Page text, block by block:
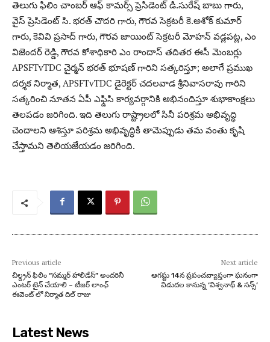
తెలుగు ఫిలిం చాంబర్ ఆఫ్ కామర్స్ ప్రెసిడెంట్ డి.సురేష్ బాబు గారు,
వైస్ ప్రెసిడెంట్ సి. భరత్ చౌదరి గారు, గౌరవ సెక్రటరీ కె.అశోక్ కుమార్
గారు, కెవివి ప్రసాద్ గారు, గౌరవ జాయింట్ సెక్రటరీ మోహన్ వడ్లపట్ల, ఎం
విజెందర్ రెడ్డి, గౌరవ కోశాధికారి ఎం రాందాస్ తదితర ఈసీ మెంబర్లు
APSFTvTDC చైర్మన్ భరత్ భూషణ్ గారిని సత్కరిస్తూ; అలాగే ప్రముఖ
దర్శక నిర్మాత, APSFTvTDC డైరెక్టర్ చదలవాడ శ్రీనివాసరావు గారిని
సత్కరించి నూతన ఏపీ ఎఫ్డిసి కార్యవర్గానికి అభినందిస్తూ శుభాకాంక్షలు
తెలపడం జరిగింది. ఇది తెలుగు రాష్ట్రాలలో సినీ పరిశ్రమ అభివృద్ధి
చెందాలని ఆశిస్తూ పరిశ్రమ అభివృద్ధికి తామెప్పుడు తమ వంతు కృషి
చేస్తామని తెలియజేయడం జరిగింది.
Previous article
చిల్డ్రన్ ఫిలిం “సమ్మర్ హాలిడేస్” అందరినీ
ఎంటర్ టైన్ చేయాలి – టీజర్ లాంఛ్
ఈవెంట్ లో నిర్మాత దిల్ రాజు
Next article
ఆగష్టు 14న ప్రపంచవ్యాప్తంగా ఘనంగా
విడుదల కానున్న ‘విశ్వనాథ్ & సన్స్’
Latest News